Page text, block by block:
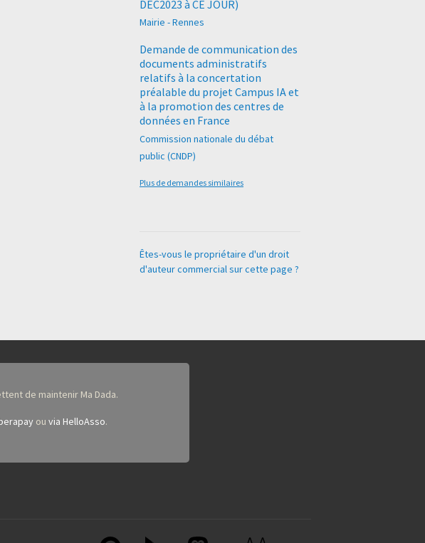
DEC2023 à CE JOUR)
Mairie - Rennes
Demande de communication des
documents administratifs
relatifs à la concertation
préalable du projet Campus IA et
à la promotion des centres de
données en France
Commission nationale du débat
public (CNDP)
Plus de demandes similaires
Êtes-vous le propriétaire d'un droit
d'auteur commercial sur cette page ?
de maintenir Ma Dada.
ou via HelloAsso.